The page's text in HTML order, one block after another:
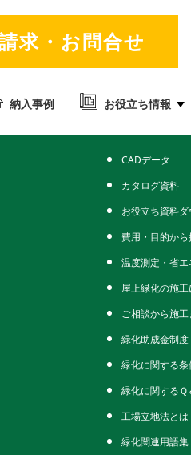
求・お問合せ
納入事例 お役立ち情報
サイト
CADデータ
カタログ資料
お役立ち資料
費用・目的から
温度測定・省
屋上緑化の施
ご相談から施
緑化助成金制度
緑化に関する条
緑化に関するＱ
工場立地法とは
緑化関連用語集